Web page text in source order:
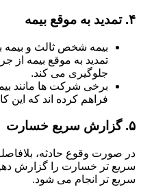
۴. تمدید به موقع بیمه
بیمه شخص ثالث و بیمه
تمدید به موقع بیمه از
جلوگیری می کند.
برخی شرکت ها مانند بیمه
فراهم کرده اند که این
۵. گزارش سریع خسارت
در صورت وقوع حادثه،
سریع تر خسارت را گزارش
سریع تر انجام می شود.